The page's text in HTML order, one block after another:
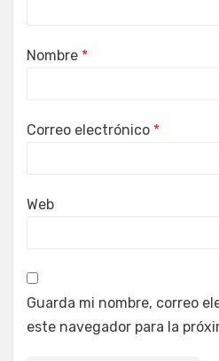
Nombre *
Correo electrónico *
Web
Guarda mi nombre, correo
este navegador para la